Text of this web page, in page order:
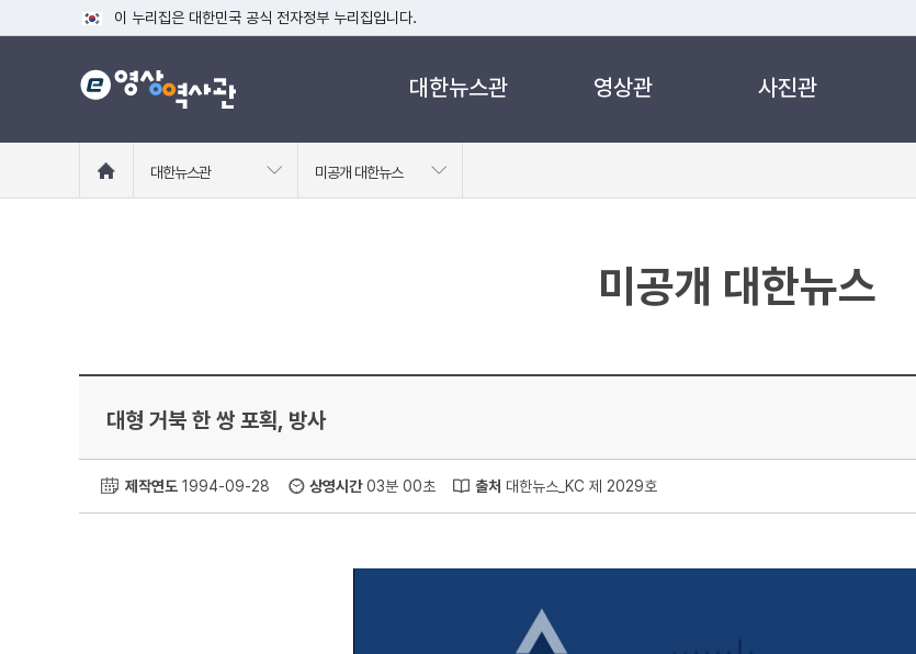
이 누리집은 대한민국 공식 전자정부 누리집입니다.
공식 누리집 주소 확인하기
go.kr 주소를 사용하는 누리집은 대한민국 정부기관이 관리하는 누리집입니다.
대한뉴스관 영상관 사진관
로
대한뉴스관 미공개 대한뉴스
미공개 대한뉴스
대형 거북 한 쌍 포획, 방사
제작연도 1994-09-28 상영시간03분 00초 출처 대한뉴스_KC 제 2029호